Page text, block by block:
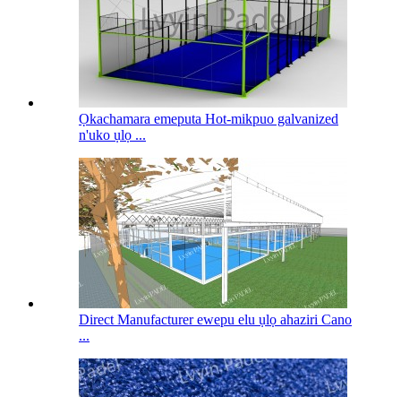
Ọkachamara emeputa Hot-mikpuo galvanized
n'uko ụlọ ...
Direct Manufacturer ewepu elu ụlọ ahaziri Cano
...